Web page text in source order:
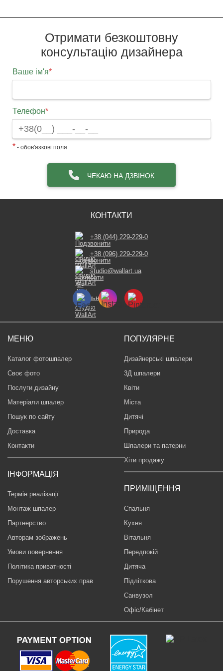
Отримати безкоштовну
консультацію дизайнера
Ваше ім'я*
Телефон*
* - обов'язкові поля
ЧЕКАЮ НА ДЗВІНОК
МЕНЮ
Каталог фотошпалер
Своє фото
Послуги дизайну
Матеріали шпалер
Пошук по сайту
Доставка
Контакти
ІНФОРМАЦІЯ
Термін реалізації
Монтаж шпалер
Партнерство
Авторам зображень
Умови повернення
Політика приватності
Порушення авторських прав
ПОПУЛЯРНЕ
Дизайнерські шпалери
3Д шпалери
Квіти
Міста
Дитячі
Природа
Шпалери та патерни
Хіти продажу
ПРИМІЩЕННЯ
Спальня
Кухня
Вітальня
Передпокій
Дитяча
Підліткова
Санвузол
Офіс/Кабінет
КОНТАКТИ
+38 (044) 229-229-0
+38 (096) 229-229-0
studio@wallart.ua